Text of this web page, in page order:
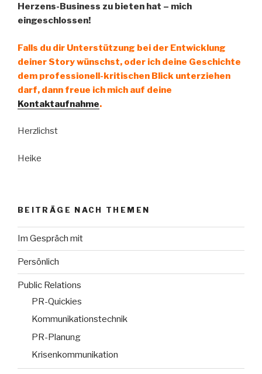
Herzens-Business zu bieten hat – mich
eingeschlossen!
Falls du dir Unterstützung bei der Entwicklung
deiner Story wünschst, oder ich deine Geschichte
dem professionell-kritischen Blick unterziehen
darf, dann freue ich mich auf deine
Kontaktaufnahme.
Herzlichst
Heike
BEITRÄGE NACH THEMEN
Im Gespräch mit
Persönlich
Public Relations
PR-Quickies
Kommunikationstechnik
PR-Planung
Krisenkommunikation